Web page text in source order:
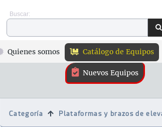
Buscar:
Quienes somos Catálogo de Equipos
Nuevos Equipos
Categoría Plataformas y brazos de